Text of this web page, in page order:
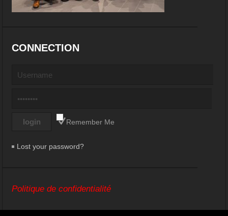
CONNECTION
Remember Me
Lost your password?
Politique de confidentialité